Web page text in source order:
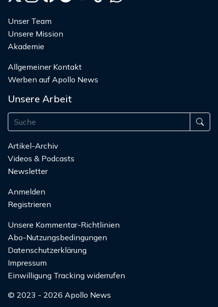
Unser Team
Unsere Mission
Akademie
Allgemeiner Kontakt
Werben auf Apollo News
Unsere Arbeit
Artikel-Archiv
Videos & Podcasts
Newsletter
Anmelden
Registrieren
Unsere Kommentar-Richtlinien
Abo-Nutzungsbedingungen
Datenschutzerklärung
Impressum
Einwilligung Tracking widerrufen
© 2023 - 2026 Apollo News